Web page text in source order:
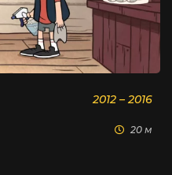
2012 – 2016
20 м